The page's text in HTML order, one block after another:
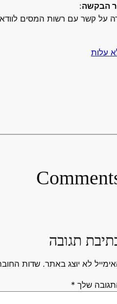
הבקשה:
על קשר עם רשות המסים
עלות
תגובה
לא יוצג באתר. שדות
שלך *